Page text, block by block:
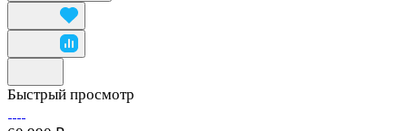
Быстрый просмотр